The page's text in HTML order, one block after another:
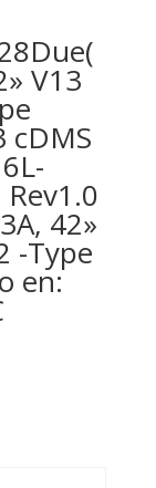
V13
cDMS
42»
-Type
en: